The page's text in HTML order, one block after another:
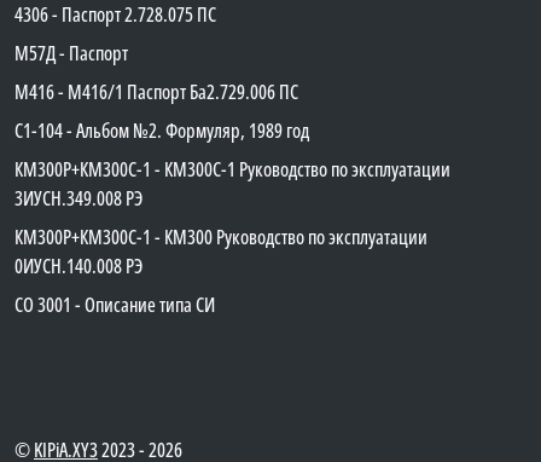
4306 - Паспорт 2.728.075 ПС
М57Д - Паспорт
М416 - М416/1 Паспорт Ба2.729.006 ПС
C1-104 - Альбом №2. Формуляр, 1989 год
КМ300Р+КМ300С-1 - КМ300C-1 Руководство по эксплуатации
3ИУСН.349.008 РЭ
КМ300Р+КМ300С-1 - КМ300 Руководство по эксплуатации
0ИУСН.140.008 РЭ
СО 3001 - Описание типа СИ
©KIPiA.XY32023 - 2026